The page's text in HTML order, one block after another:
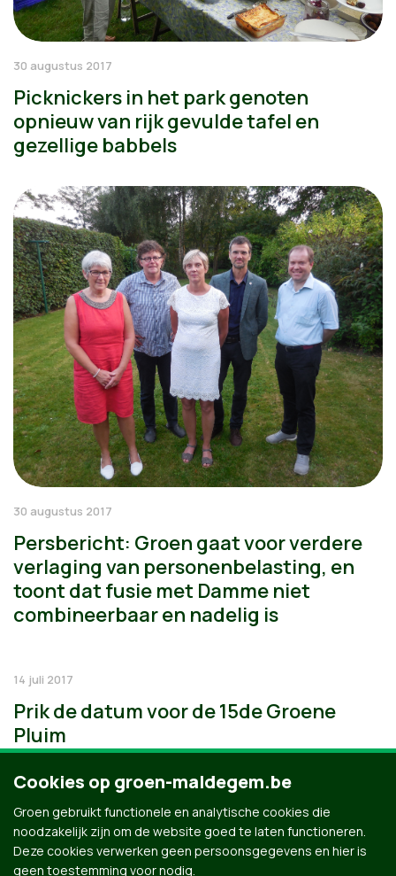
30 augustus 2017
Picknickers in het park genoten
opnieuw van rijk gevulde tafel en
gezellige babbels
30 augustus 2017
Persbericht: Groen gaat voor verdere
verlaging van personenbelasting, en
toont dat fusie met Damme niet
combineerbaar en nadelig is
14 juli 2017
Prik de datum voor de 15de Groene
Pluim
Cookies op groen-maldegem.be
Groen gebruikt functionele en analytische cookies die
noodzakelijk zijn om de website goed te laten functioneren.
Deze cookies verwerken geen persoonsgegevens en hier is
geen toestemming voor nodig.